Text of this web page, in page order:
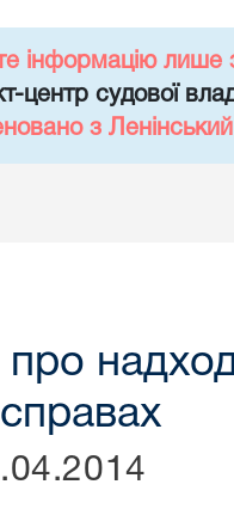
інформацію лише
центр судової
з
про